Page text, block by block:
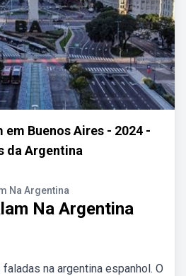
em Buenos Aires - 2024 -
da Argentina
Na Argentina
Na Argentina
na argentina espanhol. O